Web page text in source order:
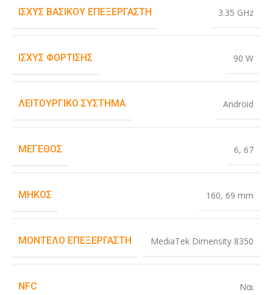
ΙΣΧΎΣ ΒΑΣΙΚΟΎ ΕΠΕΞΕΡΓΑΣΤΉ 3.35 GHz
ΙΣΧΎΣ ΦΌΡΤΙΣΗΣ 90 W
ΛΕΙΤΟΥΡΓΙΚΌ ΣΎΣΤΗΜΑ Android
ΜΈΓΕΘΟΣ 6, 67
ΜΉΚΟΣ 160, 69 mm
ΜΟΝΤΈΛΟ ΕΠΕΞΕΡΓΑΣΤΉ MediaTek Dimensity 8350
NFC Ναι